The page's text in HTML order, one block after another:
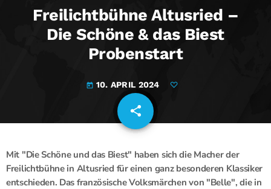
Freilichtbühne Altusried –
Die Schöne & das Biest
Probenstart
today 10. APRIL 2024
share
email
Mit "Die Schöne und das Biest" haben sich die Macher der
Freilichtbühne in Altusried für einen ganz besonderen Klassiker
entschieden. Das französische Volksmärchen von "Belle", die in